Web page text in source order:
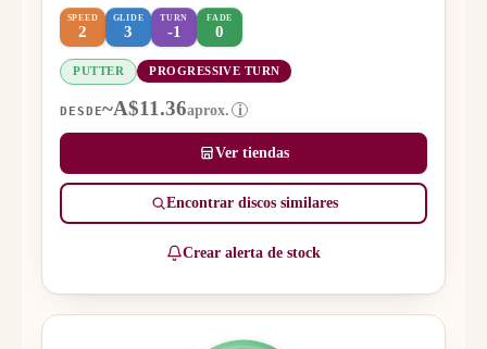
SPEED
2
GLIDE
3
TURN
-1
FADE
0
PUTTER PROGRESSIVE TURN
DESDE~A$11.36aprox. i
Ver tiendas
Encontrar discos similares
Crear alerta de stock